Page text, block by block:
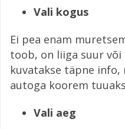
Vali kogus
Ei pea enam
toob, on liiga suur või
kuvatakse täpne info,
autoga koorem
Vali aeg